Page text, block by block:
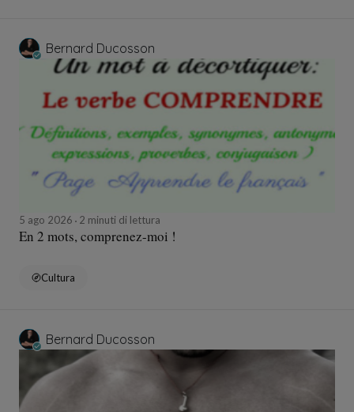
Bernard Ducosson
5 ago 2026 2 minuti di lettura
En 2 mots, comprenez-moi !
Cultura
Bernard Ducosson